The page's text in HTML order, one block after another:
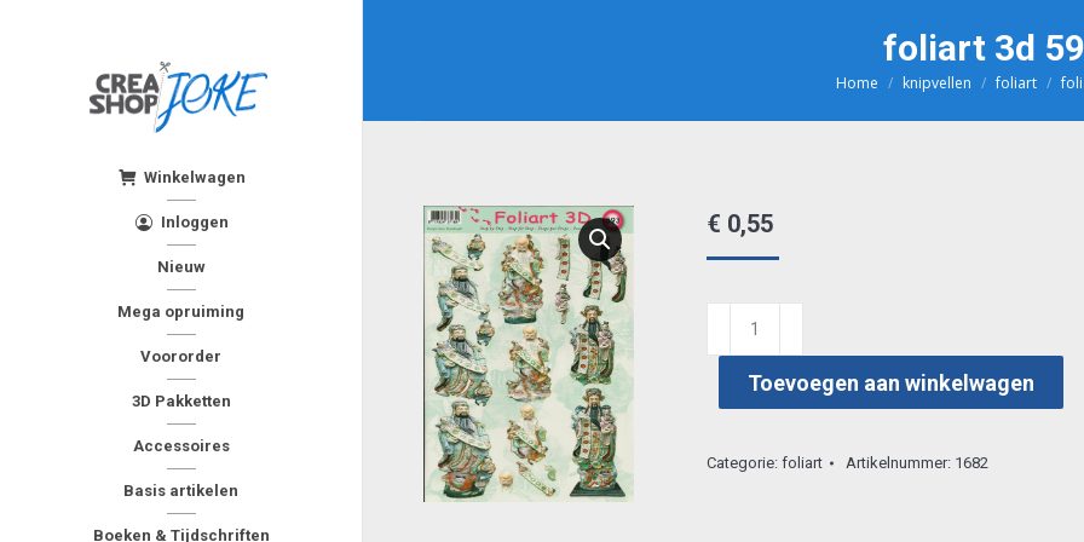
Winkelwagen
Inloggen
Nieuw
Mega opruiming
Voororder
3D Pakketten
Accessoires
Basis artikelen
Boeken & Tijdschriften
foliart 3d
Je bent hier:
Home knipvellen foliart
€ 0,55
foliart
3d
Toevoegen aan winkelwagen
Categorie: foliart Artikelnummer: 1682